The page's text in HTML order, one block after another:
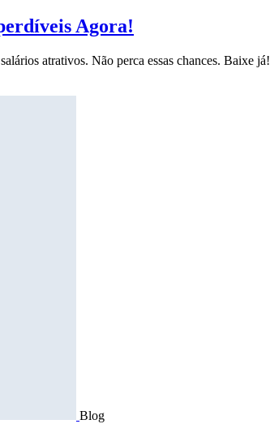
Agora!
atrativos. Não perca essas chances. Baixe já!
Blog